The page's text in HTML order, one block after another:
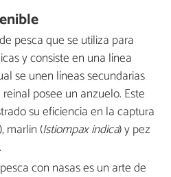
pesca que se utiliza para
y consiste en una línea
se unen líneas secundarias
posee un anzuelo. Este
su eficiencia en la captura
marlin (Istiompax indica) y pez
con nasas es un arte de